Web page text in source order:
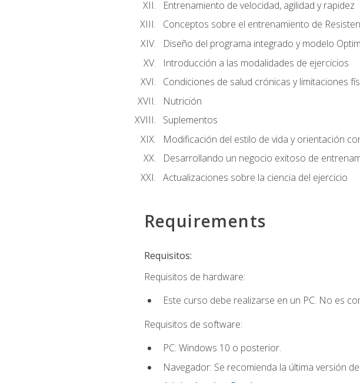
Entrenamiento de velocidad, agilidad y rapidez
Conceptos sobre el entrenamiento de
Diseño del programa integrado y modelo
Introducción a las modalidades de ejercicios
Condiciones de salud crónicas y limitaciones
Nutrición
Suplementos
Modificación del estilo de vida y orientación
Desarrollando un negocio exitoso de
Actualizaciones sobre la ciencia del ejercicio
Requirements
Requisitos:
Requisitos de hardware:
Este curso debe realizarse en un PC. No es
Requisitos de software:
PC: Windows 10 o posterior.
Navegador: Se recomienda la última versión